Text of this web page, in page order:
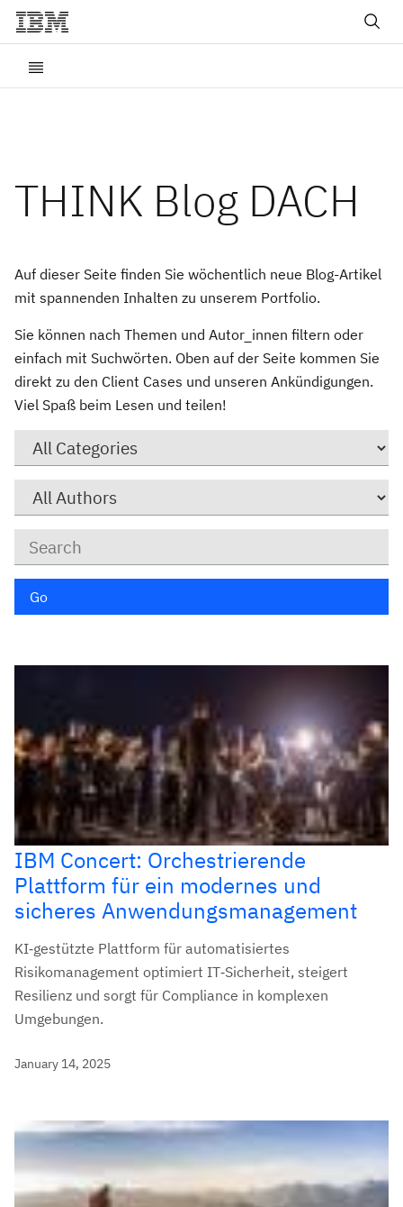
THINK Blog DACH
Auf dieser Seite finden Sie wöchentlich neue Blog-Artikel
mit spannenden Inhalten zu unserem Portfolio.
Sie können nach Themen und Autor_innen filtern oder
einfach mit Suchwörten. Oben auf der Seite kommen Sie
direkt zu den Client Cases und unseren Ankündigungen.
Viel Spaß beim Lesen und teilen!
Go
IBM Concert: Orchestrierende
Plattform für ein modernes und
sicheres Anwendungsmanagement
KI‑gestützte Plattform für automatisiertes
Risikomanagement optimiert IT‑Sicherheit, steigert
Resilienz und sorgt für Compliance in komplexen
Umgebungen.
January 14, 2025